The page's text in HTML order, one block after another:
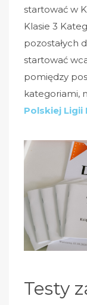
startować w
Klasie 3
pozostałych
startować
pomiędzy
kategoriami,
Polskiej
Testy